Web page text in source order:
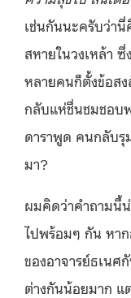
เช่นกันนะครับว่า
สหายในวงเหล้า
หลายคนก็ตั้งข้อส
กลับแห่ชื่นชมชอบ
ดาราพูด คนกลับรุ
มา?
ผมคิดว่าคำถามนี้
ไปพร้อมๆ กัน หาก
ของอาจารย์ธเน
ต่างกันน้อยมาก แ